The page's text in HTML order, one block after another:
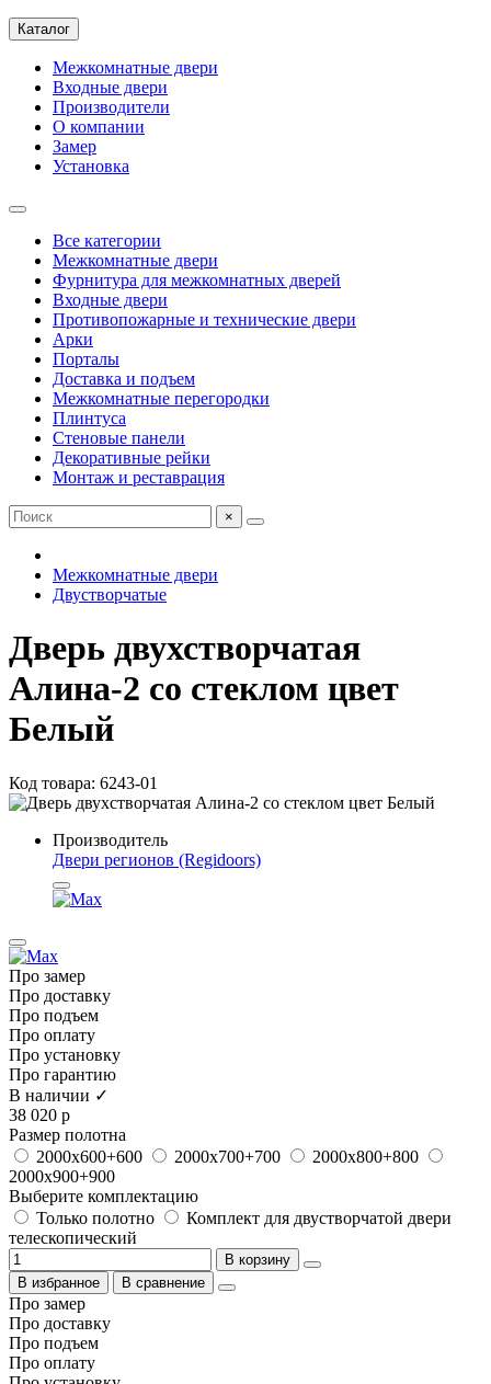
Каталог
Межкомнатные двери
Входные двери
Производители
О компании
Замер
Установка
Все категории
Межкомнатные двери
Фурнитура для межкомнатных дверей
Входные двери
Противопожарные и технические двери
Арки
Порталы
Доставка и подъем
Межкомнатные перегородки
Плинтуса
Стеновые панели
Декоративные рейки
Монтаж и реставрация
×
Межкомнатные двери
Двустворчатые
Дверь двухстворчатая
Алина-2 со стеклом цвет
Белый
Код товара: 6243-01
Производитель
Двери регионов (Regidoors)
Про замер
Про доставку
Про подъем
Про оплату
Про установку
Про гарантию
В наличии ✓
38 020 р
Размер полотна
2000х600+600
2000х700+700
2000х800+800
2000х900+900
Выберите комплектацию
Только полотно
Комплект для двустворчатой двери
телескопический
В корзину
В избранное
В сравнение
Про замер
Про доставку
Про подъем
Про оплату